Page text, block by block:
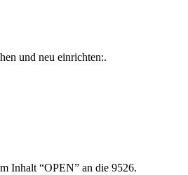
und neu einrichten:.
Inhalt “OPEN” an die 9526.